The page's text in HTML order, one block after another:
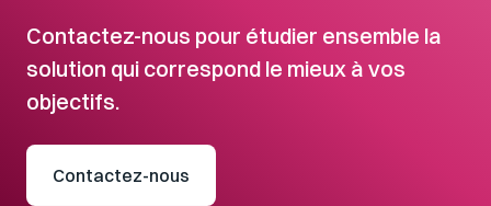
Contactez-nous pour étudier ensemble la
solution qui correspond le mieux à vos
objectifs.
Contactez-nous